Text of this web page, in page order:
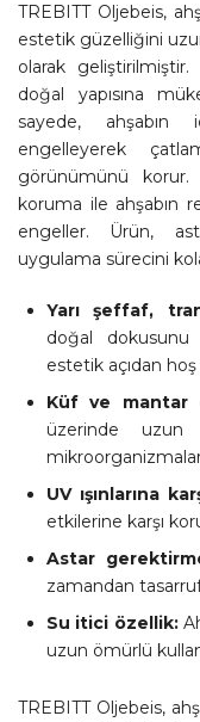
TREBITT Oljebeis,
estetik güzelliğini
olarak
doğal yapısına
sayede, ahşabın
engelleyerek
görünümünü korur.
koruma ile ahşabın
engeller. Ürün,
uygulama sürecini
Yarı şeffaf,
doğal
estetik açıdan
Küf ve mantar
üzerinde uzun
UV ışınlarına
etkilerine karşı
Astar
zamandan
Su itici özellik:
uzun ömürlü
TREBITT Oljebeis,